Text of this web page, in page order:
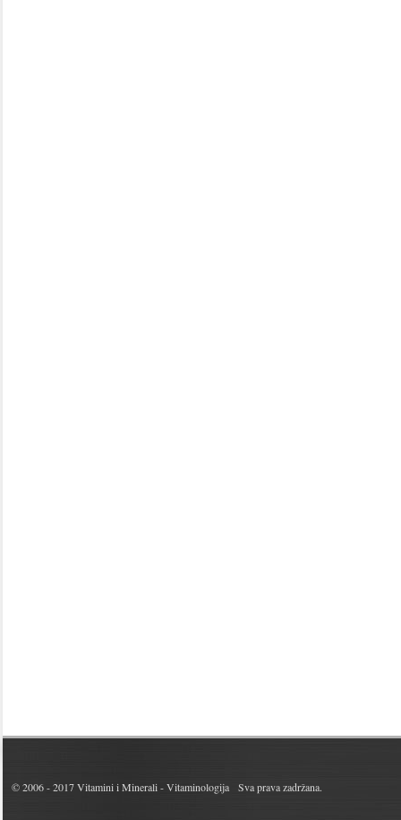
© 2006 - 2017Vitamini i Minerali - Vitaminologija Sva prava zadržana.